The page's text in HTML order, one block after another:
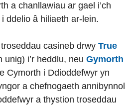
a chanllawiau ar gael i’ch
i ddelio â hiliaeth ar-lein.
casineb drwy True
unig) i’r heddlu, neu Gymorth
Cymorth i Ddioddefwyr yn
a chefnogaeth annibynnol
a thystion troseddau